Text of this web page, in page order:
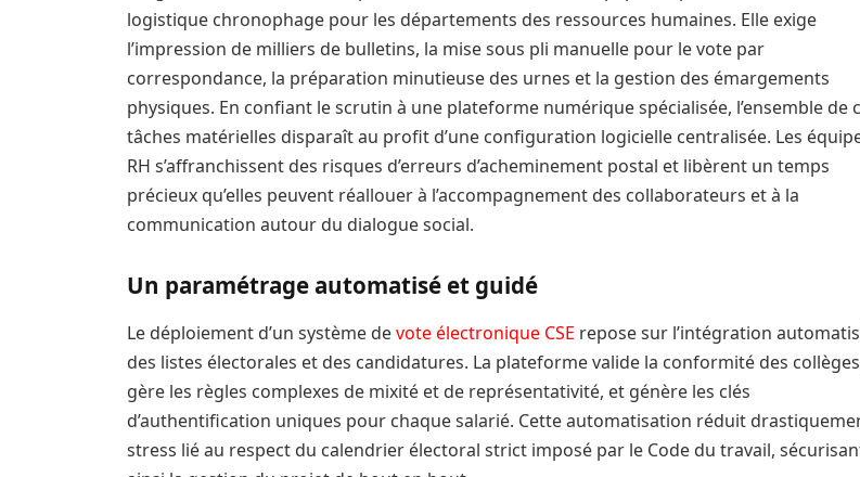
logistique chronophage pour les départements des ressources humaines. Elle exige
l’impression de milliers de bulletins, la mise sous pli manuelle pour le vote par
correspondance, la préparation minutieuse des urnes et la gestion des émargements
physiques. En confiant le scrutin à une plateforme numérique spécialisée, l’ensemble de
tâches matérielles disparaît au profit d’une configuration logicielle centralisée. Les
RH s’affranchissent des risques d’erreurs d’acheminement postal et libèrent un temps
précieux qu’elles peuvent réallouer à l’accompagnement des collaborateurs et à la
communication autour du dialogue social.
Un paramétrage automatisé et guidé
Le déploiement d’un système devote électronique CSE repose sur l’intégration
des listes électorales et des candidatures. La plateforme valide la conformité des
gère les règles complexes de mixité et de représentativité, et génère les clés
d’authentification uniques pour chaque salarié. Cette automatisation réduit
stress lié au respect du calendrier électoral strict imposé par le Code du travail,